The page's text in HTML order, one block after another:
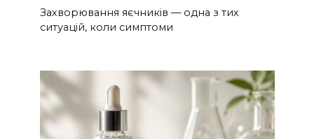
Захворювання яєчників — одна з тих
ситуацій, коли симптоми